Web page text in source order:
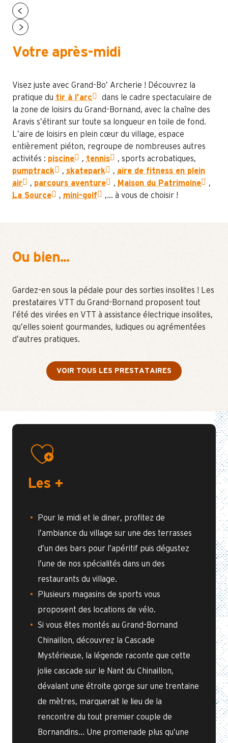
Votre après-midi
Visez juste avec Grand-Bo’ Archerie ! Découvrez la
pratique du tir à l’arc
dans le cadre spectaculaire de
la zone de loisirs du Grand-Bornand, avec la chaîne des
Aravis s’étirant sur toute sa longueur en toile de fond.
L’aire de loisirs en plein cœur du village, espace
entièrement piéton, regroupe de nombreuses autres
activités : piscine , tennis
, sports acrobatiques,
pumptrack
, skatepark , aire de fitness en plein
air
, parcours aventure , Maison du Patrimoine
,
La Source
, mini-golf ,… à vous de choisir !
Ou bien...
Gardez-en sous la pédale pour des sorties insolites ! Les
prestataires VTT du Grand-Bornand proposent tout
l’été des virées en VTT à assistance électrique insolites,
qu’elles soient gourmandes, ludiques ou agrémentées
d’autres pratiques.
VOIR TOUS LES PRESTATAIRES
Les +
Pour le midi et le diner, profitez de
l’ambiance du village sur une des terrasses
d’un des bars pour l’apéritif puis dégustez
l’une de nos spécialités dans un des
restaurants du village.
Plusieurs magasins de sports vous
proposent des locations de vélo.
Si vous êtes montés au Grand-Bornand
Chinaillon, découvrez la Cascade
Mystérieuse, la légende raconte que cette
jolie cascade sur le Nant du Chinaillon,
dévalant une étroite gorge sur une trentaine
de mètres, marquerait le lieu de la
rencontre du tout premier couple de
Bornandins… Une promenade plus qu’une